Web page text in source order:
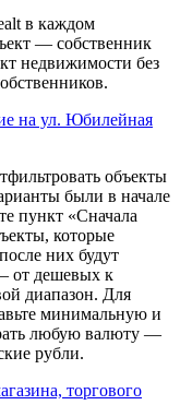
в каждом
— собственник
недвижимости без
на ул. Юбилейная
объекты
были в начале
пункт «Сначала
которые
них будут
от дешевых к
диапазон. Для
минимальную и
любую валюту —
рубли.
торгового